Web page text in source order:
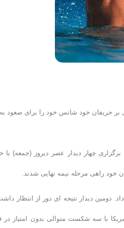
کرواسی و صربستان با پیروزی بر حریفان خود شانس خود را برای صعود به
چهار دیدار عصر دیروز (جمعه) با
خود راهی مرحله نیمه نهایی شدند.
بار دیگر خوش درخشید و در یک مسابقه پایاپای استرالیا را با حساب ۹ بر ۸ شکست داد. دومین دیدار نتیجه ای دور از
امریکا با سه شکست متوالی بدون امتیاز در